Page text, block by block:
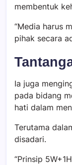
membentuk
“Media harus
pihak secara
Ia juga
pada bidang
hati dalam
Terutama
disadari.
“Prinsip